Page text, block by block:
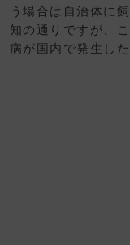
う場合は自治体に
知の通りですが、
病が国内で発生し